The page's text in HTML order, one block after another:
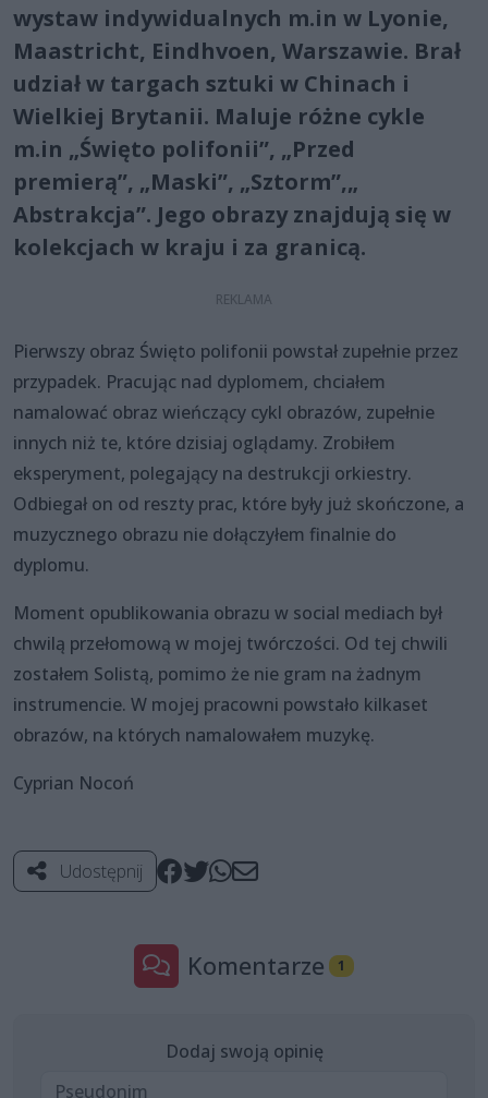
wystaw indywidualnych m.in w Lyonie,
Maastricht, Eindhvoen, Warszawie. Brał
udział w targach sztuki w Chinach i
Wielkiej Brytanii. Maluje różne cykle
m.in „Święto polifonii”, „Przed
premierą”, „Maski”, „Sztorm”,„
Abstrakcja”. Jego obrazy znajdują się w
kolekcjach w kraju i za granicą.
Pierwszy obraz Święto polifonii powstał zupełnie przez
przypadek. Pracując nad dyplomem, chciałem
namalować obraz wieńczący cykl obrazów, zupełnie
innych niż te, które dzisiaj oglądamy. Zrobiłem
eksperyment, polegający na destrukcji orkiestry.
Odbiegał on od reszty prac, które były już skończone, a
muzycznego obrazu nie dołączyłem finalnie do
dyplomu.
Moment opublikowania obrazu w social mediach był
chwilą przełomową w mojej twórczości. Od tej chwili
zostałem Solistą, pomimo że nie gram na żadnym
instrumencie. W mojej pracowni powstało kilkaset
obrazów, na których namalowałem muzykę.
Cyprian Nocoń
Udostępnij
Komentarze 1
Dodaj swoją opinię